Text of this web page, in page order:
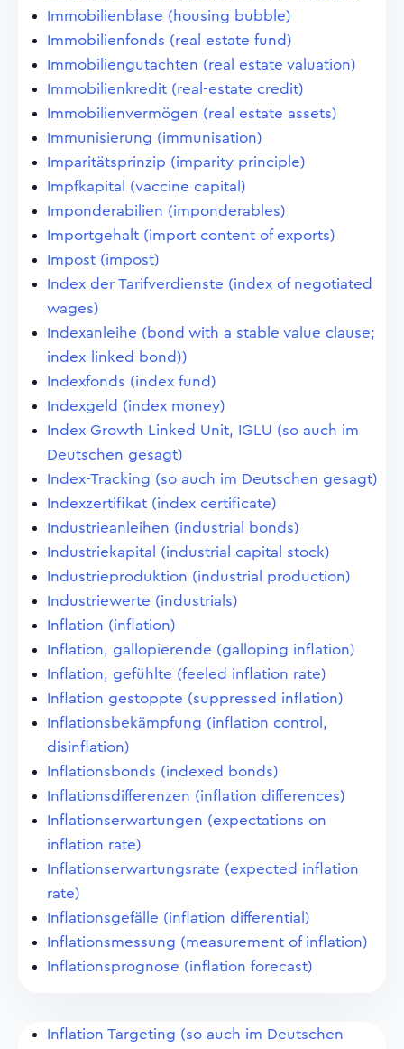
Immobilienblase (housing bubble)
Immobilienfonds (real estate fund)
Immobiliengutachten (real estate valuation)
Immobilienkredit (real-estate credit)
Immobilienvermögen (real estate assets)
Immunisierung (immunisation)
Imparitätsprinzip (imparity principle)
Impfkapital (vaccine capital)
Imponderabilien (imponderables)
Importgehalt (import content of exports)
Impost (impost)
Index der Tarifverdienste (index of negotiated
wages)
Indexanleihe (bond with a stable value clause;
index-linked bond))
Indexfonds (index fund)
Indexgeld (index money)
Index Growth Linked Unit, IGLU (so auch im
Deutschen gesagt)
Index-Tracking (so auch im Deutschen gesagt)
Indexzertifikat (index certificate)
Industrieanleihen (industrial bonds)
Industriekapital (industrial capital stock)
Industrieproduktion (industrial production)
Industriewerte (industrials)
Inflation (inflation)
Inflation, gallopierende (galloping inflation)
Inflation, gefühlte (feeled inflation rate)
Inflation gestoppte (suppressed inflation)
Inflationsbekämpfung (inflation control,
disinflation)
Inflationsbonds (indexed bonds)
Inflationsdifferenzen (inflation differences)
Inflationserwartungen (expectations on
inflation rate)
Inflationserwartungsrate (expected inflation
rate)
Inflationsgefälle (inflation differential)
Inflationsmessung (measurement of inflation)
Inflationsprognose (inflation forecast)
Inflation Targeting (so auch im Deutschen